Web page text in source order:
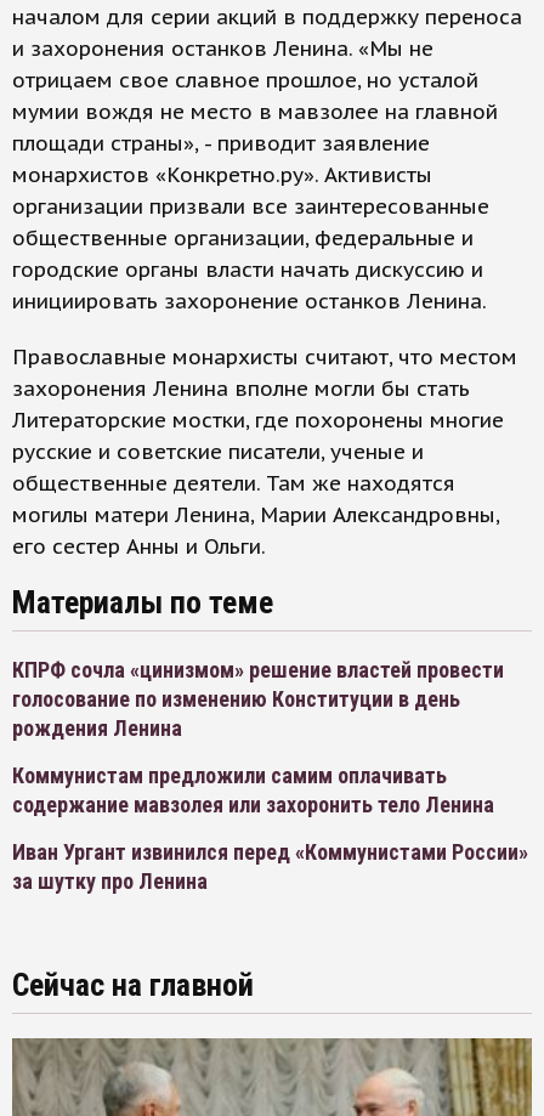
началом для серии акций в поддержку переноса
и захоронения останков Ленина. «Мы не
отрицаем свое славное прошлое, но усталой
мумии вождя не место в мавзолее на главной
площади страны», - приводит заявление
монархистов «Конкретно.ру». Активисты
организации призвали все заинтересованные
общественные организации, федеральные и
городские органы власти начать дискуссию и
инициировать захоронение останков Ленина.
Православные монархисты считают, что местом
захоронения Ленина вполне могли бы стать
Литераторские мостки, где похоронены многие
русские и советские писатели, ученые и
общественные деятели. Там же находятся
могилы матери Ленина, Марии Александровны,
его сестер Анны и Ольги.
Материалы по теме
КПРФ сочла «цинизмом» решение властей провести
голосование по изменению Конституции в день
рождения Ленина
Коммунистам предложили самим оплачивать
содержание мавзолея или захоронить тело Ленина
Иван Ургант извинился перед «Коммунистами России»
за шутку про Ленина
Сейчас на главной